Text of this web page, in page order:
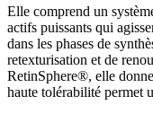
Elle comprend un
actifs puissants qui
dans les phases de
retexturisation et de
RetinSphere®, elle
haute tolérabilité permet